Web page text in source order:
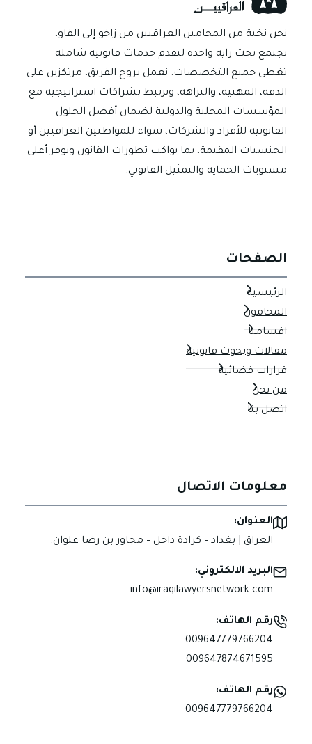
اختر
المحامي
المناسب
لقضيتك
نحن نخبة من المحامين العراقيين من زاخو إلى الفاو،
نجتمع تحت راية واحدة لنقدم خدمات قانونية شاملة
تغطي جميع التخصصات. نعمل بروح الفريق، مرتكزين على
الدقة، المهنية، والنزاهة، ونرتبط بشراكات استراتيجية مع
المؤسسات المحلية والدولية لضمان أفضل الحلول
القانونية للأفراد والشركات، سواء للمواطنين العراقيين أو
الجنسيات المقيمة، بما يواكب تطورات القانون ويوفر أعلى
مستويات الحماية والتمثيل القانوني.
الصفحات
الرئيسية
المحامون
اقسامنا
مقالات وبحوث قانونية
قرارات قضائية
من نحن
اتصل بنا
معلومات الاتصال
العنوان:
العراق | بغداد – كرادة داخل – مجاور بن رضا علوان.
البريد الالكتروني:
info@iraqilawyersnetwork.com
رقم الهاتف:
009647779766204
009647874671595
رقم الهاتف:
009647779766204